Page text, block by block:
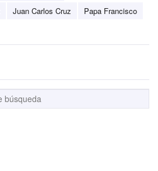
Juan Carlos Cruz
Papa Francisco